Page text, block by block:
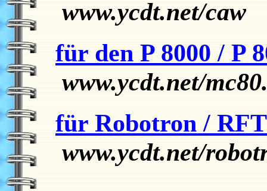
www.ycdt.net/caw
für den P 8000 / P
www.ycdt.net/
für Robotron /
www.ycdt.net/